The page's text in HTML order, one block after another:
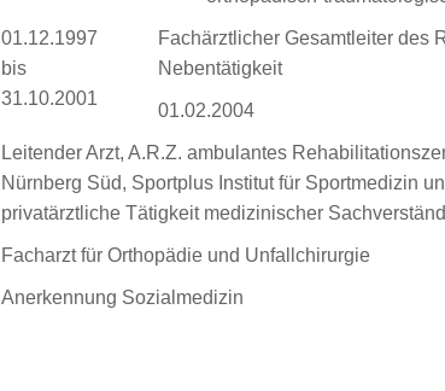
01.12.1997
bis
31.10.2001
Fachärztlicher Gesamtleiter des
Nebentätigkeit
01.02.2004
Leitender Arzt, A.R.Z. ambulantes
Nürnberg Süd, Sportplus Institut für Sportmedizin
privatärztliche Tätigkeit medizinischer
Facharzt für Orthopädie und Unfallchirurgie
Anerkennung Sozialmedizin